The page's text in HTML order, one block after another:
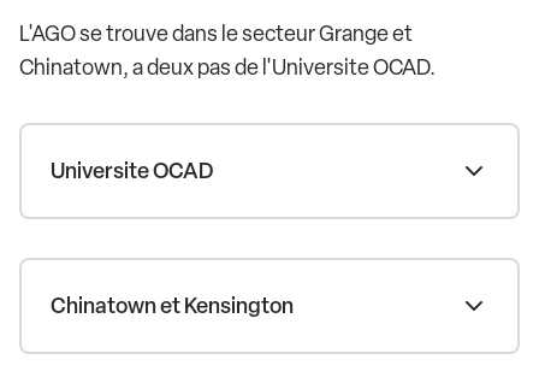
L'AGO se trouve dans le secteur Grange et
Chinatown, a deux pas de l'Universite OCAD.
Universite OCAD
Chinatown et Kensington